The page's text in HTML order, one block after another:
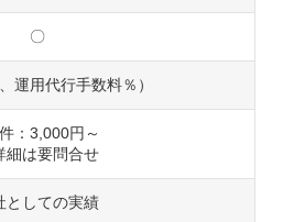
〇
運用代行手数料％）
：3,000円～
は要問合せ
としての実績